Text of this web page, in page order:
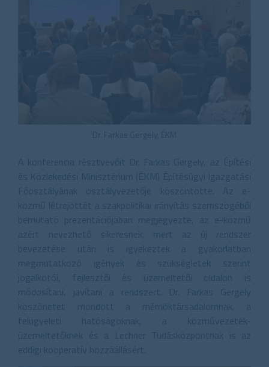
Dr. Farkas Gergely, ÉKM
A konferencia résztvevőit Dr. Farkas Gergely, az Építési
és Közlekedési Minisztérium (ÉKM) Építésügyi Igazgatási
Főosztályának osztályvezetője köszöntötte. Az e-
közmű létrejöttét a szakpolitikai irányítás szemszögéből
bemutató prezentációjában megjegyezte, az e-közmű
azért nevezhető sikeresnek, mert az új rendszer
bevezetése után is igyekeztek a gyakorlatban
megmutatkozó igények és szükségletek szerint
jogalkotói, fejlesztői és üzemeltetői oldalon is
módosítani, javítani a rendszert. Dr. Farkas Gergely
köszönetet mondott a mérnöktársadalomnak, a
felügyeleti hatóságoknak, a közművezeték-
üzemeltetőknek és a Lechner Tudásközpontnak is az
eddigi kooperatív hozzáállásért.